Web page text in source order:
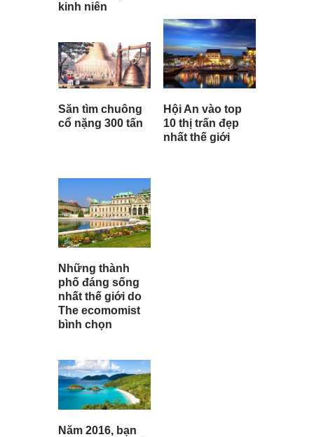
kinh niên
Săn tìm chuông
cổ nặng 300 tấn
Hội An vào top
10 thị trấn đẹp
nhất thế giới
Những thành
phố đáng sống
nhất thế giới do
The ecomomist
bình chọn
Năm 2016, bạn